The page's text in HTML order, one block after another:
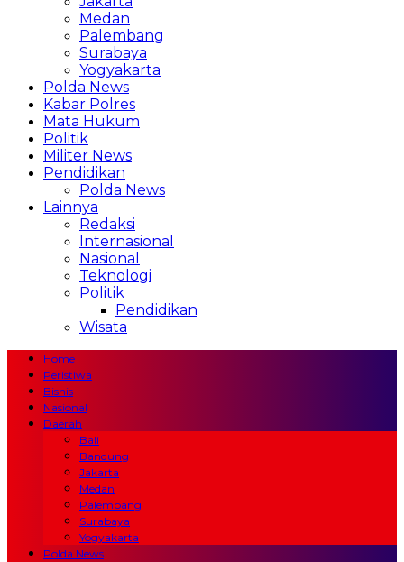
Medan
Palembang
Surabaya
Yogyakarta
Polda News
Kabar Polres
Mata Hukum
Politik
Militer News
Pendidikan
Polda News
Lainnya
Redaksi
Internasional
Nasional
Teknologi
Politik
Pendidikan
Wisata
Home
Peristiwa
Bisnis
Nasional
Daerah
Bali
Bandung
Jakarta
Medan
Palembang
Surabaya
Yogyakarta
Polda News